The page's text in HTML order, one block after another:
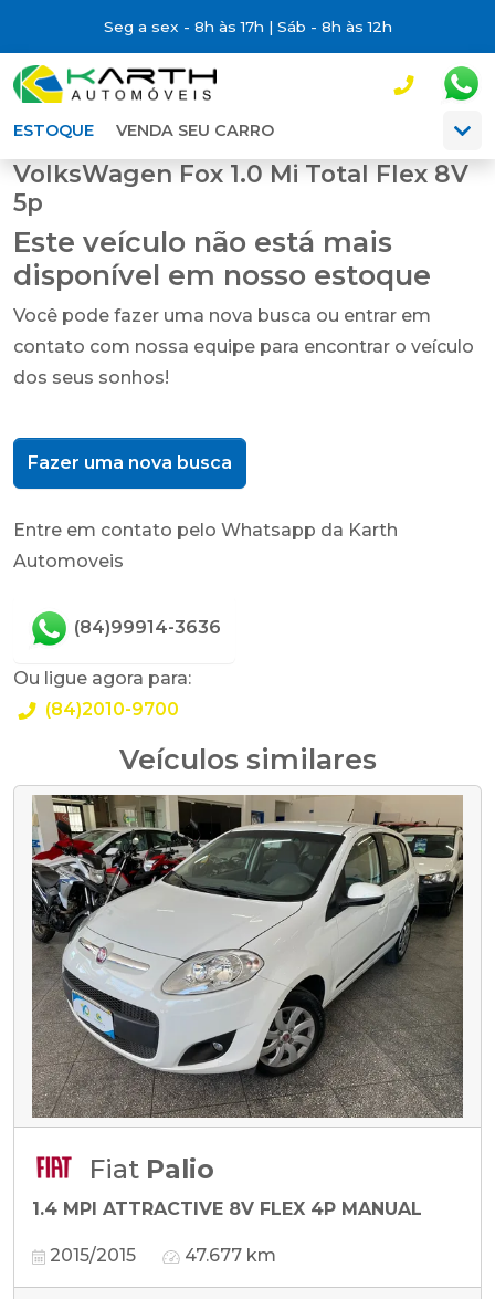
Seg a sex - 8h às 17h | Sáb - 8h às 12h
ESTOQUE VENDA SEU CARRO
VolksWagen Fox 1.0 Mi Total Flex 8V
5p
Este veículo não está mais
disponível em nosso estoque
Você pode fazer uma nova busca ou entrar em
contato com nossa equipe para encontrar o veículo
dos seus sonhos!
Fazer uma nova busca
Entre em contato pelo Whatsapp da Karth
Automoveis
(84)99914-3636
Ou ligue agora para:
(84)2010-9700
Veículos similares
Fiat Palio
1.4 MPI ATTRACTIVE 8V FLEX 4P MANUAL
2015/2015 47.677 km